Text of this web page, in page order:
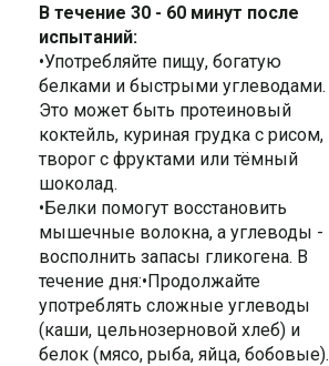
В течение 30 - 60 минут после
испытаний:
•Употребляйте пищу, богатую
белками и быстрыми углеводами.
Это может быть протеиновый
коктейль, куриная грудка с рисом,
творог с фруктами или тёмный
шоколад.
•Белки помогут восстановить
мышечные волокна, а углеводы -
восполнить запасы гликогена. В
течение дня:•Продолжайте
употреблять сложные углеводы
(каши, цельнозерновой хлеб) и
белок (мясо, рыба, яйца, бобовые).